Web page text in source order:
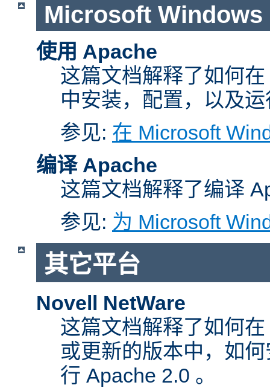
Microsoft Windows
使用 Apache
这篇文档解释了如何
中安装，配置，以及
参见: 在 Microsoft
编译 Apache
这篇文档解释了编译
参见: 为 Microsoft
其它平台
Novell NetWare
这篇文档解释了如何
或更新的版本中，如
行 Apache 2.0 。